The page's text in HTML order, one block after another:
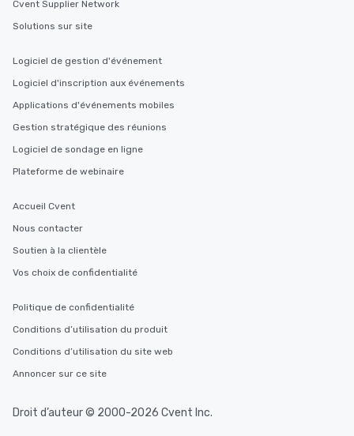
Cvent Supplier Network
Solutions sur site
Logiciel de gestion d'événement
Logiciel d'inscription aux événements
Applications d'événements mobiles
Gestion stratégique des réunions
Logiciel de sondage en ligne
Plateforme de webinaire
Accueil Cvent
Nous contacter
Soutien à la clientèle
Vos choix de confidentialité
Politique de confidentialité
Conditions d’utilisation du produit
Conditions d’utilisation du site web
Annoncer sur ce site
Droit d’auteur © 2000-2026 Cvent Inc.